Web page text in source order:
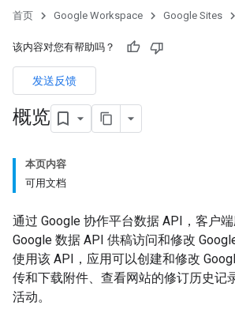
首页 Google Workspace Google Sites
该内容对您有帮助吗？
发送反馈
概览
本页内容
可用文档
通过 Google 协作平台数据 API，客户
Google 数据 API 供稿访问和修改
使用该 API，应用可以创建和修改
传和下载附件、查看网站的修订历史记
活动。